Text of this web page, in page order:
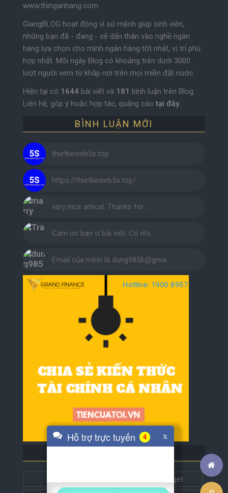
www.thinganhang.com.
GiangBLOG hoạt động vì sứ mệnh giúp sinh viên,
những bạn đã - đang - sẽ dấn thân vào nghề ngân
hàng lựa chọn cho mình ngân hàng tốt nhất, vị trí phù
hợp nhất. Mỗi ngày Blog có khoảng trên dưới 3000
lượt người xem từ khắp nơi trên mọi miền đất nước.
Hiện tại có 1644bài viết và 181 bình luận trên Blog.
Liên hệ, góp ý hoặc hợp tác, quảng cáotại đây.
BÌNH LUẬN MỚI
thietkeweb5s.top
https://thietkeweb5s.top/
very nice artical. Thanks for …
Cám ơn bạn vì bài viết. Có nhi…
Email của mình là dung9856@gma…
Get this widget
Hỗ trợ trực tuyến 4 x